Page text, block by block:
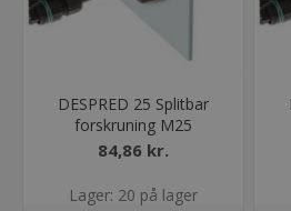
DESPRED 25 Splitbar
forskruning M25
84,86 kr.
Lager: 20 på lager